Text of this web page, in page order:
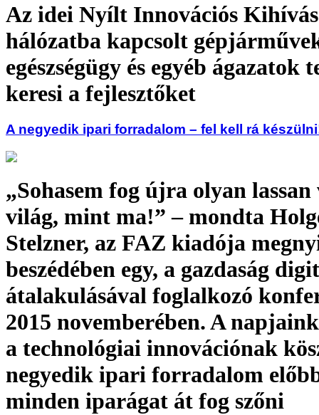
Az idei Nyílt Innovációs
hálózatba kapcsolt
egészségügy és egyéb ágazatok
keresi a fejlesztőket
A negyedik ipari forradalom – fel kell rá
„Sohasem fog újra olyan
világ, mint ma!” – mondta
Stelzner, az FAZ kiadója
beszédében egy, a gazdaság
átalakulásával foglalkozó
2015 novemberében. A
a technológiai innovációnak
negyedik ipari forradalom
minden iparágat át fog szőni